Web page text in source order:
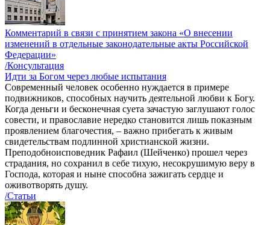
Комментарий в связи с принятием закона «О внесении
изменений в отдельные законодательные акты Российской
Федерации»
/Консультация
Идти за Богом через любые испытания
Современный человек особенно нуждается в примере
подвижников, способных научить деятельной любви к Богу.
Когда деньги и бесконечная суета зачастую заглушают голос
совести, и православие нередко становится лишь показным
проявлением благочестия, – важно прибегать к живым
свидетельствам подлинной христианской жизни.
Преподобноисповедник Рафаил (Шейченко) прошел через
страдания, но сохранил в себе тихую, несокрушимую веру в
Господа, которая и ныне способна зажигать сердце и
оживотворять душу.
/Статьи